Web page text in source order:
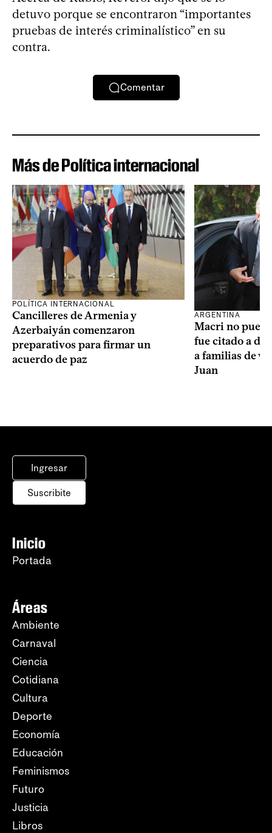
detuvo porque se encontraron “importantes
pruebas de interés criminalístico” en su
contra.
Comentar
Más de Política internacional
POLÍTICA INTERNACIONAL
Cancilleres de Armenia y
Azerbaiyán comenzaron
preparativos para firmar un
acuerdo de paz
ARGENTINA
Macri no
fue citado a
a familias de
Juan
Ingresar
Suscribite
Inicio
Portada
Áreas
Ambiente
Carnaval
Ciencia
Cotidiana
Cultura
Deporte
Economía
Educación
Feminismos
Futuro
Justicia
Libros